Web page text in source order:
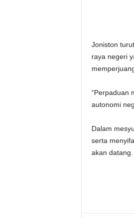
Joniston
raya negeri
“Perpaduan
autonomi
Dalam
serta
akan datang.